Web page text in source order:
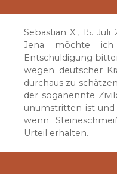
Sebastian X., 15.
Jena möchte
Entschuldigung
wegen deutscher
durchaus zu
der soganennte
unumstritten ist
wenn
Urteil erhalten.